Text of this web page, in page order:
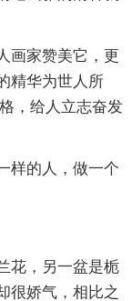
画家赞美它，更
精华为世人所
，给人立志奋发
样的人，做一个
花，另一盆是栀
很娇气，相比之